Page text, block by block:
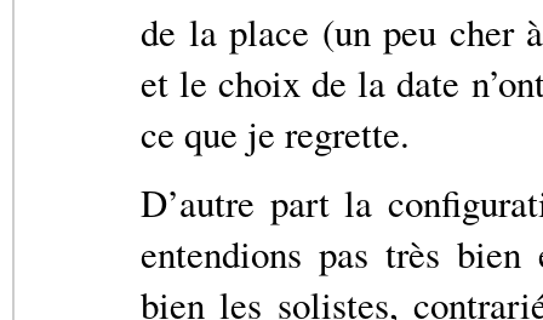
de la place (un peu cher
et le choix de la date
ce que je regrette.
D’autre part la
entendions pas très
bien les solistes,